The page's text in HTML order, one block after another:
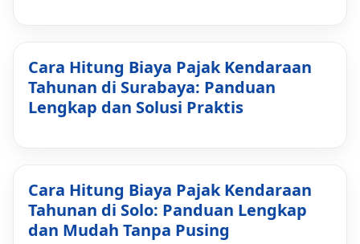
Cara Hitung Biaya Pajak Kendaraan
Tahunan di Surabaya: Panduan
Lengkap dan Solusi Praktis
Cara Hitung Biaya Pajak Kendaraan
Tahunan di Solo: Panduan Lengkap
dan Mudah Tanpa Pusing